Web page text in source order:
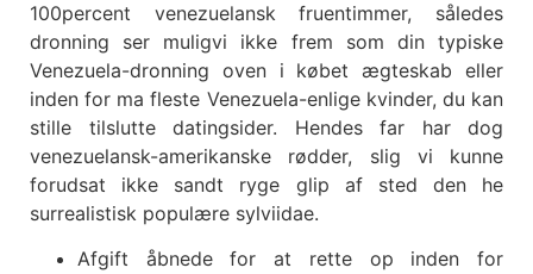
100percent venezuelansk fruentimmer, således
dronning ser muligvi ikke frem som din typiske
Venezuela-dronning oven i købet ægteskab eller
inden for ma fleste Venezuela-enlige kvinder, du kan
stille tilslutte datingsider. Hendes far har dog
venezuelansk-amerikanske rødder, slig vi kunne
forudsat ikke sandt ryge glip af sted den he
surrealistisk populære sylviidae.
Afgift åbnede for at rette op inden for